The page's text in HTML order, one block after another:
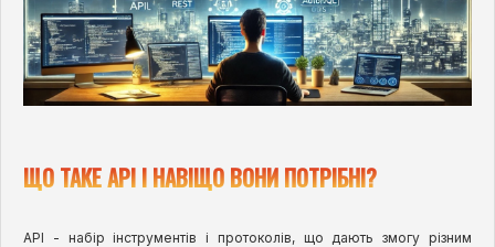
ЩО ТАКЕ API І НАВІЩО ВОНИ ПОТРІБНІ?
API - набір інструментів і протоколів, що дають змогу різним